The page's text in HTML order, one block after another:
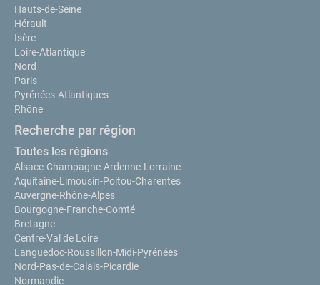
Hauts-de-Seine
Hérault
Isère
Loire-Atlantique
Nord
Paris
Pyrénées-Atlantiques
Rhône
Recherche par région
Toutes les régions
Alsace-Champagne-Ardenne-Lorraine
Aquitaine-Limousin-Poitou-Charentes
Auvergne-Rhône-Alpes
Bourgogne-Franche-Comté
Bretagne
Centre-Val de Loire
Languedoc-Roussillon-Midi-Pyrénées
Nord-Pas-de-Calais-Picardie
Normandie